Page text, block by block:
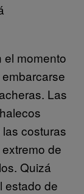
el momento
Las
costuras
de
Quizá
estado de